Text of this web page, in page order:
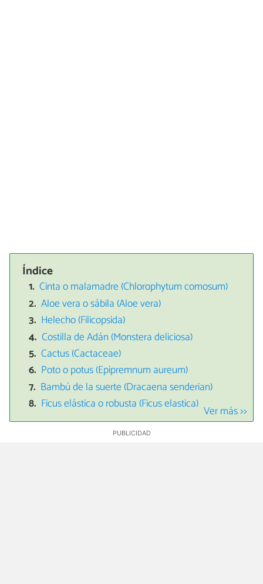
Índice
Cinta o malamadre (Chlorophytum comosum)
Aloe vera o sábila (Aloe vera)
Helecho (Filicopsida)
Costilla de Adán (Monstera deliciosa)
Cactus (Cactaceae)
Poto o potus (Epipremnum aureum)
Bambú de la suerte (Dracaena senderian)
Ficus elástica o robusta (Ficus elastica) Ver más >>